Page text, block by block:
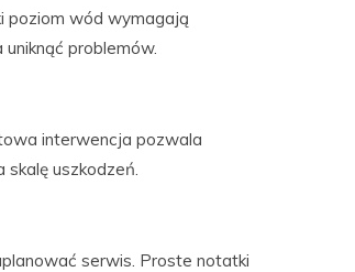
poziom wód wymagają
problemów.
interwencja pozwala
uszkodzeń.
serwis. Proste notatki